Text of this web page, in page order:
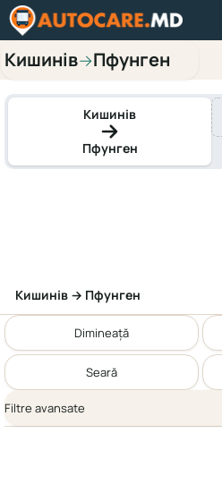
Кишинів→Пфунген
Кишинів
Пфунген
Кишинів → Пфунген
Dimineață
Seară
Filtre avansate